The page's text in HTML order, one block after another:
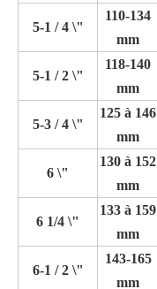
5-1 / 4 \"
110-134
mm
5-1 / 2 \"
118-140
mm
5-3 / 4 \"
125 à 146
mm
6 \"
130 à 152
mm
6 1/4 \"
133 à 159
mm
6-1 / 2 \"
143-165
mm